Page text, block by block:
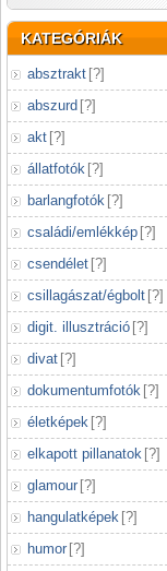
KATEGÓRIÁK
absztrakt [?]
abszurd [?]
akt [?]
állatfotók [?]
barlangfotók [?]
családi/emlékkép [?]
csendélet [?]
csillagászat/égbolt [?]
digit. illusztráció [?]
divat [?]
dokumentumfotók [?]
életképek [?]
elkapott pillanatok [?]
glamour [?]
hangulatképek [?]
humor [?]